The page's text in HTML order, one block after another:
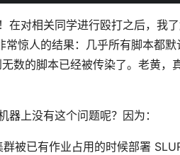
在对相关同学进行殴打之后，我
常惊人的结果：几乎所有脚本都
数的脚本已经被传染了。老黄，
器上没有这个问题呢？因为：
被已有作业占用的时候部署